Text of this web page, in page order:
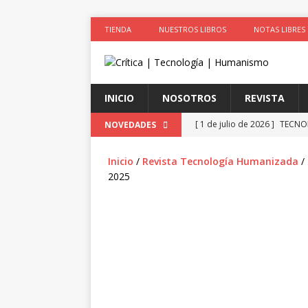
TIENDA NUESTROS LIBROS NOTAS LIBRES
INICIO NOSOTROS REVISTA
NOVEDADES [ 1 de julio de 2026 ]
[ 1 de julio de 2026 ]
La
Inicio / Revista Tecnología Humanizada /
2025